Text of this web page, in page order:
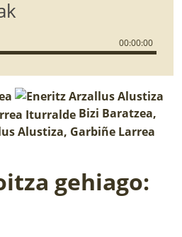
00:00:00
Bizi Baratzea,
Alustiza, Garbiñe Larrea
gehiago: